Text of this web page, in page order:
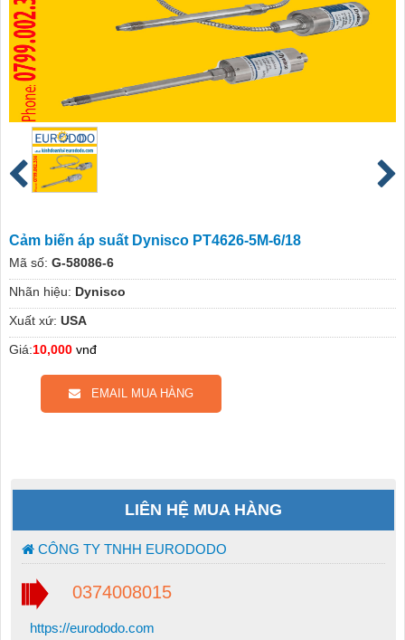
Cảm biến áp suất Dynisco PT4626-5M-6/18
Mã số: G-58086-6
Nhãn hiệu: Dynisco
Xuất xứ: USA
Giá:10,000 vnđ
EMAIL MUA HÀNG
LIÊN HỆ MUA HÀNG
CÔNG TY TNHH EURODODO
0374008015
https://eurododo.com